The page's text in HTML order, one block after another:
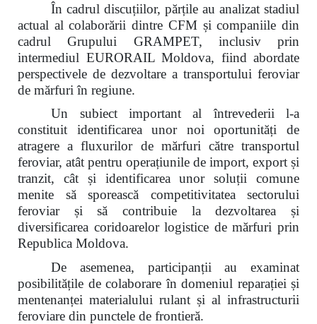
În cadrul discuțiilor, părțile au analizat stadiul
actual al colaborării dintre CFM și companiile din
cadrul Grupului GRAMPET, inclusiv prin
intermediul EURORAIL Moldova, fiind abordate
perspectivele de dezvoltare a transportului feroviar
de mărfuri în regiune.
Un subiect important al întrevederii l-a
constituit identificarea unor noi oportunități de
atragere a fluxurilor de mărfuri către transportul
feroviar, atât pentru operațiunile de import, export și
tranzit, cât și identificarea unor soluții comune
menite să sporească competitivitatea sectorului
feroviar și să contribuie la dezvoltarea și
diversificarea coridoarelor logistice de mărfuri prin
Republica Moldova.
De asemenea, participanții au examinat
posibilitățile de colaborare în domeniul reparației și
mentenanței materialului rulant și al infrastructurii
feroviare din punctele de frontieră.